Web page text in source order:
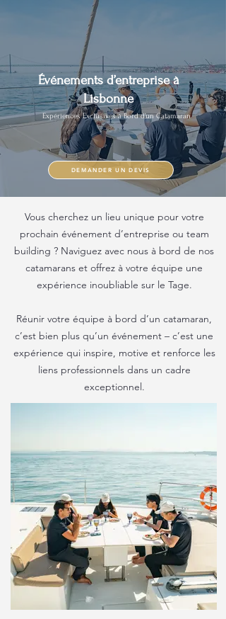
Événements d’entreprise à
Lisbonne
Expériences Exclusives à Bord d’un Catamaran
DEMANDER UN DEVIS
Vous cherchez un lieu unique pour votre
prochain événement d’entreprise ou team
building ? Naviguez avec nous à bord de nos
catamarans et offrez à votre équipe une
expérience inoubliable sur le Tage.
Réunir votre équipe à bord d’un catamaran,
c’est bien plus qu’un événement – c’est une
expérience qui inspire, motive et renforce les
liens professionnels dans un cadre
exceptionnel.